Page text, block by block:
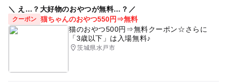
＼ え…？大好物のおやつが無料…？／
クーポン 猫ちゃんのおやつ550円⇒無料
猫のおやつ500円⇒無料クーポン☆さらに
「3歳以下」は入場無料♪
茨城県水戸市